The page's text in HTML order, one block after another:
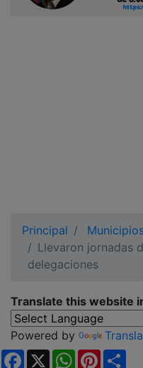
Principal
Llevaron jornadas
delegaciones
Translate this website
Powered by
Facebook
X WhatsApp
Pinterest
Ciudadano